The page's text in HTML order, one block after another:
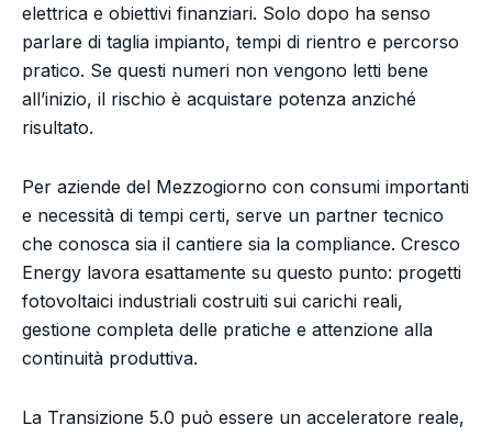
elettrica e obiettivi finanziari. Solo dopo ha senso
parlare di taglia impianto, tempi di rientro e percorso
pratico. Se questi numeri non vengono letti bene
all’inizio, il rischio è acquistare potenza anziché
risultato.
Per aziende del Mezzogiorno con consumi importanti
e necessità di tempi certi, serve un partner tecnico
che conosca sia il cantiere sia la compliance. Cresco
Energy lavora esattamente su questo punto: progetti
fotovoltaici industriali costruiti sui carichi reali,
gestione completa delle pratiche e attenzione alla
continuità produttiva.
La Transizione 5.0 può essere un acceleratore reale,